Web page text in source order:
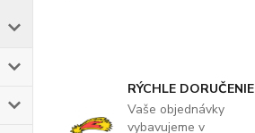
RÝCHLE DORUČENIE
Vaše objednávky
vybavujeme v